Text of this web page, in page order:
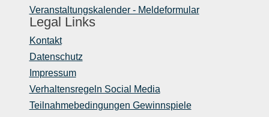
Veranstaltungskalender - Meldeformular
Legal Links
Kontakt
Datenschutz
Impressum
Verhaltensregeln Social Media
Teilnahmebedingungen Gewinnspiele